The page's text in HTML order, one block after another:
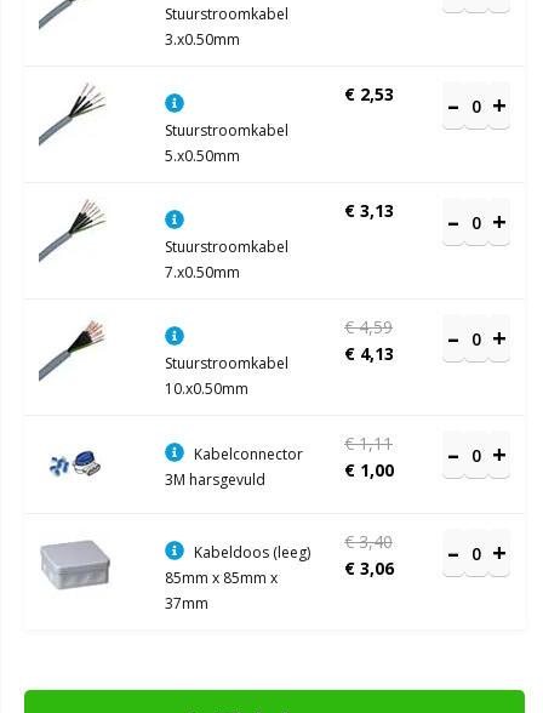
Stuurstroomkabel
3.x0.50mm
Stuurstroomkabel
5.x0.50mm
€ 2,53
Stuurstroomkabel
7.x0.50mm
€ 3,13
Stuurstroomkabel
10.x0.50mm
€ 4,13
€ 4,59
Kabelconnector
3M harsgevuld
€ 1,00
€ 1,11
Kabeldoos (leeg)
85mm x 85mm x
37mm
€ 3,06
€ 3,40